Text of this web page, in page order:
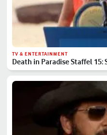
TV & ENTERTAINMENT
Death in Paradise Staffel